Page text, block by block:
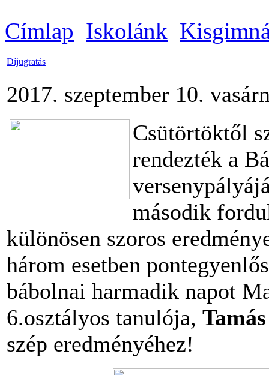
Címlap Iskolánk
Díjugratás
2017. szeptember 10.
Csütörtöktől
rendezték a
második
különösen szoros
három esetben
bábolnai harmadik napot
6.osztályos tanulója,
szép eredményéhez!